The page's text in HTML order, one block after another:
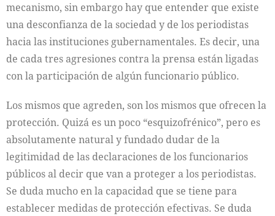
mecanismo, sin embargo hay que entender que existe
una desconfianza de la sociedad y de los periodistas
hacia las instituciones gubernamentales. Es decir, una
de cada tres agresiones contra la prensa están ligadas
con la participación de algún funcionario público.
Los mismos que agreden, son los mismos que ofrecen la
protección. Quizá es un poco “esquizofrénico”, pero es
absolutamente natural y fundado dudar de la
legitimidad de las declaraciones de los funcionarios
públicos al decir que van a proteger a los periodistas.
Se duda mucho en la capacidad que se tiene para
establecer medidas de protección efectivas. Se duda